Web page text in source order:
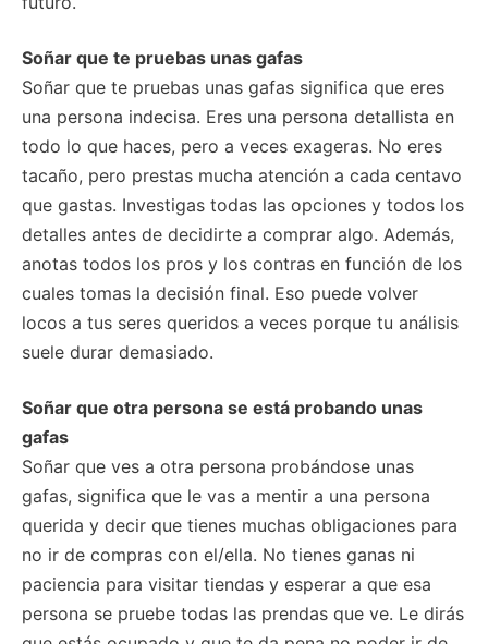
Soñar que te pruebas unas gafas
Soñar que te pruebas unas gafas significa que eres
una persona indecisa. Eres una persona detallista en
todo lo que haces, pero a veces exageras. No eres
tacaño, pero prestas mucha atención a cada centavo
que gastas. Investigas todas las opciones y todos los
detalles antes de decidirte a comprar algo. Además,
anotas todos los pros y los contras en función de los
cuales tomas la decisión final. Eso puede volver
locos a tus seres queridos a veces porque tu análisis
suele durar demasiado.
Soñar que otra persona se está probando unas
gafas
Soñar que ves a otra persona probándose unas
gafas, significa que le vas a mentir a una persona
querida y decir que tienes muchas obligaciones para
no ir de compras con el/ella. No tienes ganas ni
paciencia para visitar tiendas y esperar a que esa
persona se pruebe todas las prendas que ve. Le dirás